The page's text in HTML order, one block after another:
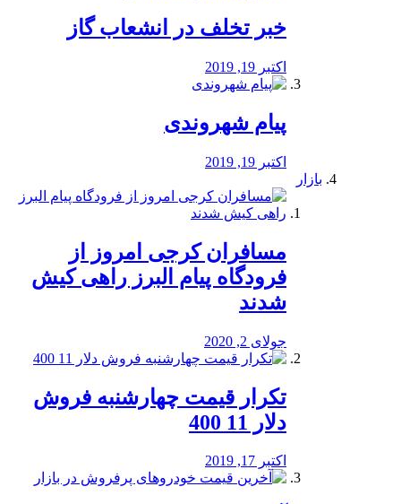
خبر تخلف در انشعاب گاز
اکتبر 19, 2019
پیام شهروندی
اکتبر 19, 2019
بازار
مسافران کرجی امروز از
فرودگاه پیام البرز راهی کیش
شدند
جولای 2, 2020
تکرار قیمت چهارشنبه فروش
دلار 11 400
اکتبر 17, 2019